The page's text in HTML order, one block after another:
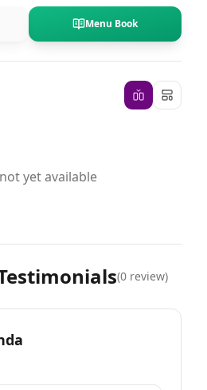
Menu Book
yet available
(0 review)